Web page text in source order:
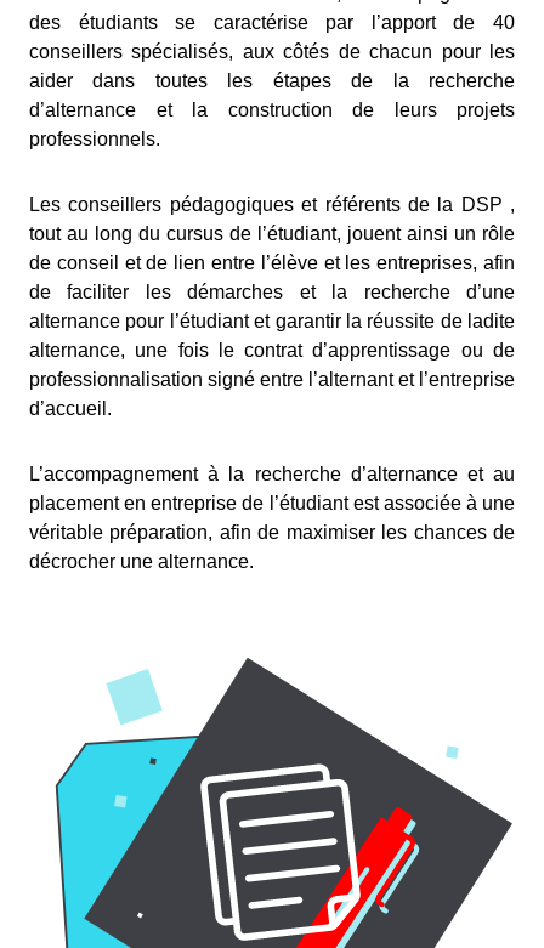
des étudiants se caractérise par l’apport de 40
conseillers spécialisés, aux côtés de chacun pour les
aider dans toutes les étapes de la recherche
d’alternance et la construction de leurs projets
professionnels.
Les conseillers pédagogiques et référents de la DSP ,
tout au long du cursus de l’étudiant, jouent ainsi un rôle
de conseil et de lien entre l’élève et les entreprises, afin
de faciliter les démarches et la recherche d’une
alternance pour l’étudiant et garantir la réussite de ladite
alternance, une fois le contrat d’apprentissage ou de
professionnalisation signé entre l’alternant et l’entreprise
d’accueil.
L’accompagnement à la recherche d’alternance et au
placement en entreprise de l’étudiant est associée à une
véritable préparation, afin de maximiser les chances de
décrocher une alternance.